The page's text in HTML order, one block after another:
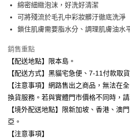
國泰世華商業銀行
臺灣中小企業銀行
台中
匯豐（台灣）商業銀行
華
聯邦商業銀行
遠東
元大商業銀行
台新國際商業銀行
台灣樂天信用卡公司
Apple Pay
街口支付
悠遊付
Google Pay
全盈+PAY
大哥付你分期
相關說明
【大哥付你分期使用說明】
1.本服務由台灣大哥大提供，台灣大哥大用戶
ATM付款
綿密細緻泡沫，好洗好清潔
可將殘流於毛孔中彩妝髒汙徹底洗淨
鎖住肌膚需要脂水分、調理肌膚油水
銷售重點
【配送地點】限本島。
【配送方式】黑貓宅急便、7-11付款取
【注意事項】網路售出之商品，無法在
換貨服務。若與實體門市價格不同時，
【境外配送地點】限新加坡、香港、澳
亞。
【注意事項】